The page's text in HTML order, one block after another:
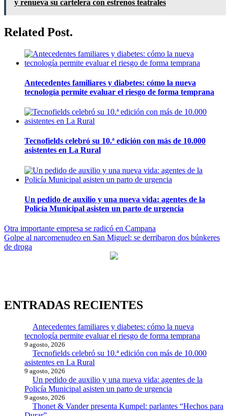
y renueva su cartelera con estrenos teatrales
Related Post.
Antecedentes familiares y diabetes: cómo la nueva
tecnología permite evaluar el riesgo de forma temprana
Tecnofields celebró su 10.ª edición con más de 10.000
asistentes en La Rural
Un pedido de auxilio y una nueva vida: agentes de la
Policía Municipal asisten un parto de urgencia
Navegación
de
Otra importante empresa se radicó en Campana
Golpe al narcomenudeo en San Miguel: se derribaron dos búnkeres
de droga
ENTRADAS RECIENTES
Antecedentes familiares y diabetes: cómo la nueva
tecnología permite evaluar el riesgo de forma temprana
9 agosto, 2026
Tecnofields celebró su 10.ª edición con más de 10.000
asistentes en La Rural
9 agosto, 2026
Un pedido de auxilio y una nueva vida: agentes de la
Policía Municipal asisten un parto de urgencia
9 agosto, 2026
Thonet & Vander presenta Kumpel: parlantes “Hechos para